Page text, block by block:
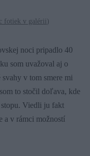
fotiek v galérii )
noci pripadlo 40
som uvažoval aj o
v tom smere mi
to stočil doľava, kde
Viedli ju fakt
a v rámci možností